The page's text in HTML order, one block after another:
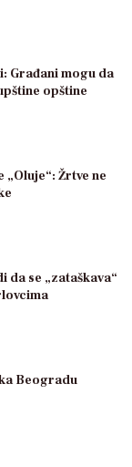
Građani mogu da
opštine
Žrtve ne
se „zataškava“
Beogradu